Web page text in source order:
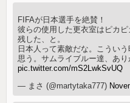
FIFAが日本選手を絶賛！
彼らの使用した更衣室はピカ
残した、と。
日本人って素敵だな。こうい
思う。サムライブルー達、あり
pic.twitter.com/mS2LwkSvUQ
— まさ (@martytaka777)